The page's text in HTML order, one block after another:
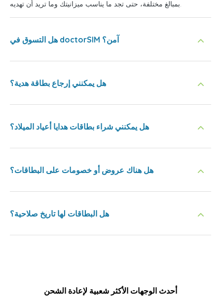
بمبالغ مختلفة، حتى تجد ما يناسب ميزانيتك وما تريد أن تهديه.
هل التسوق في doctorSIM آمن؟
هل يمكنني إرجاع بطاقة هدية؟
هل يمكنني شراء بطاقات هدايا أعياد الميلاد؟
هل هناك عروض أو خصومات على البطاقات؟
هل البطاقات لها تاريخ صلاحية؟
أحدث الوجهات الأكثر شعبية لإعادة الشحن